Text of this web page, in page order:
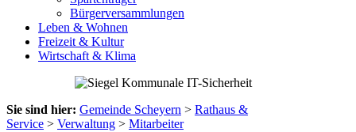
Bürgerversammlungen
Leben & Wohnen
Freizeit & Kultur
Wirtschaft & Klima
Sie sind hier: Gemeinde Scheyern > Rathaus &
Service > Verwaltung > Mitarbeiter